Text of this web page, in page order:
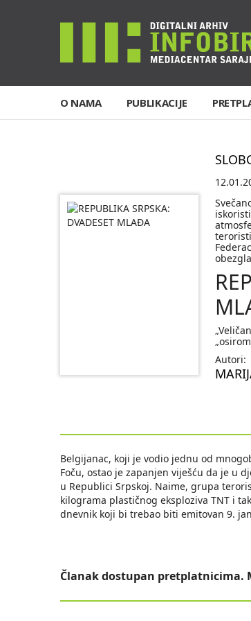
O NAMA PUBLIKACIJE
Autori:
Belgijanac, koji je vodio jednu od
Foču, ostao je zapanjen viješću da je u
u Republici Srpskoj. Naime, grupa
kilograma plastičnog eksploziva TNT i
dnevnik koji bi trebao biti emitovan 9.
Članak dostupan pretplatnicima.